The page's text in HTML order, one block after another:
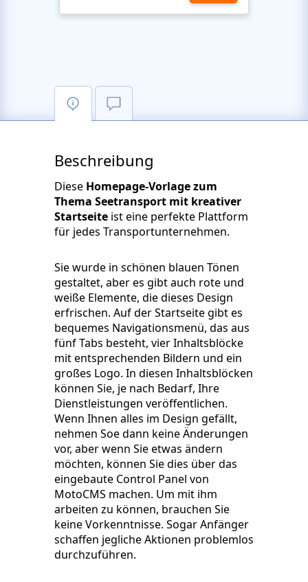
Beschreibung
Diese Homepage-Vorlage zum
Thema Seetransport mit kreativer
Startseite ist eine perfekte Plattform
für jedes Transportunternehmen.
Sie wurde in schönen blauen Tönen
gestaltet, aber es gibt auch rote und
weiße Elemente, die dieses Design
erfrischen. Auf der Startseite gibt es
bequemes Navigationsmenü, das aus
fünf Tabs besteht, vier Inhaltsblöcke
mit entsprechenden Bildern und ein
großes Logo. In diesen Inhaltsblöcken
können Sie, je nach Bedarf, Ihre
Dienstleistungen veröffentlichen.
Wenn Ihnen alles im Design gefällt,
nehmen Soe dann keine Änderungen
vor, aber wenn Sie etwas ändern
möchten, können Sie dies über das
eingebaute Control Panel von
MotoCMS machen. Um mit ihm
arbeiten zu können, brauchen Sie
keine Vorkenntnisse. Sogar Anfänger
schaffen jegliche Aktionen problemlos
durchzuführen.